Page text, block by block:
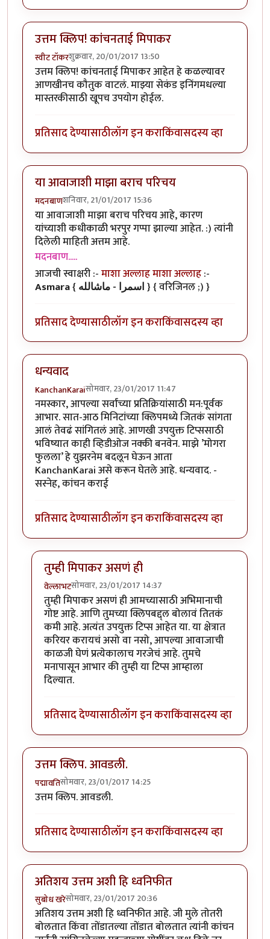
उत्तम क्लिप! कांचनताई मिपाकर
स्वीट टॉकरशुक्रवार, 20/01/2017 13:50
उत्तम क्लिप! कांचनताई मिपाकर आहेत हे कळल्यावर
आणखीनच कौतुक वाटलं. माझ्या सेकंड इनिंगमधल्या
मास्तरकीसाठी खूपच उपयोग होईल.
प्रतिसाद देण्यासाठीलॉग इन कराकिंवासदस्य व्हा
या आवाजाशी माझा बराच परिचय
मदनबाणशनिवार, 21/01/2017 15:36
या आवाजाशी माझा बराच परिचय आहे, कारण
यांच्याशी कधीकाळी भरपुर गप्पा झाल्या आहेत. :) त्यांनी
दिलेली माहिती अत्तम आहे.
मदनबाण.....
आजची स्वाक्षरी :-माशा अल्लाह माशा अल्लाह:-
Asmara { اسمرا - ماشالله }{ वरिजिनल ;) }
प्रतिसाद देण्यासाठीलॉग इन कराकिंवासदस्य व्हा
धन्यवाद
KanchanKaraiसोमवार, 23/01/2017 11:47
नमस्कार, आपल्या सर्वांच्या प्रतिक्रियांसाठी मन:पूर्वक
आभार. सात-आठ मिनिटांच्या क्लिपमध्ये जितकं सांगता
आलं तेवढं सांगितलं आहे. आणखी उपयुक्त टिप्ससाठी
भविष्यात काही व्हिडीओज नक्की बनवेन. माझे ’मोगरा
फुलला’ हे युझरनेम बदलून घेऊन आता
KanchanKarai असे करून घेतले आहे. धन्यवाद. -
सस्नेह, कांचन कराई
प्रतिसाद देण्यासाठीलॉग इन कराकिंवासदस्य व्हा
तुम्ही मिपाकर असणं ही
वेल्लाभटसोमवार, 23/01/2017 14:37
In reply toधन्यवादbyKanchanKarai
तुम्ही मिपाकर असणं ही आमच्यासाठी अभिमानाची
गोष्ट आहे. आणि तुमच्या क्लिपबद्द्ल बोलावं तितकं
कमी आहे. अत्यंत उपयुक्त टिप्स आहेत या. या क्षेत्रात
करियर करायचं असो वा नसो, आपल्या आवाजाची
काळजी घेणं प्रत्येकालाच गरजेचं आहे. तुमचे
मनापासून आभार की तुम्ही या टिप्स आम्हाला
दिल्यात.
प्रतिसाद देण्यासाठीलॉग इन कराकिंवासदस्य व्हा
उत्तम क्लिप. आवडली.
पद्मावतिसोमवार, 23/01/2017 14:25
उत्तम क्लिप. आवडली.
प्रतिसाद देण्यासाठीलॉग इन कराकिंवासदस्य व्हा
अतिशय उत्तम अशी हि ध्वनिफीत
सुबोध खरेसोमवार, 23/01/2017 20:36
अतिशय उत्तम अशी हि ध्वनिफीत आहे. जी मुले तोतरी
बोलतात किंवा तोंडातल्या तोंडात बोलतात त्यांनी कांचन